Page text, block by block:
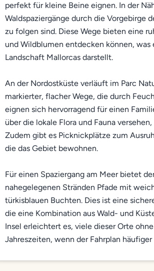
perfekt für kleine Beine eignen. In der
Waldspaziergänge durch die Vorgebirge
zu folgen sind. Diese Wege bieten eine
und Wildblumen entdecken können,
Landschaft Mallorcas darstellt.
An der Nordostküste verläuft im Parc
markierter, flacher Wege, die durch
eignen sich hervorragend für einen
über die lokale Flora und Fauna
Zudem gibt es Picknickplätze zum
die das Gebiet bewohnen.
Für einen Spaziergang am Meer bietet
nahegelegenen Stränden Pfade mit
türkisblauen Buchten. Dies ist eine
die eine Kombination aus Wald- und
Insel erleichtert es, viele dieser Orte
Jahreszeiten, wenn der Fahrplan häufiger